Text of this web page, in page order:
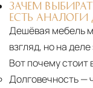
ЗАЧЕМ
ЕСТЬ АНАЛОГИ
Дешёвая мебель
взгляд, но на
Вот почему стоит
Долговечность—